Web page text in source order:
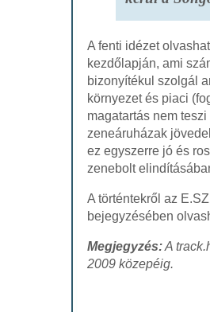
A fenti idézet
kezdőlapján, ami
bizonyítékul szolgál
környezet és piaci
magatartás nem
zeneáruházak
ez egyszerre jó és
zenebolt
A történtekről az
bejegyzésében
Megjegyzés:A
2009 közepéig.